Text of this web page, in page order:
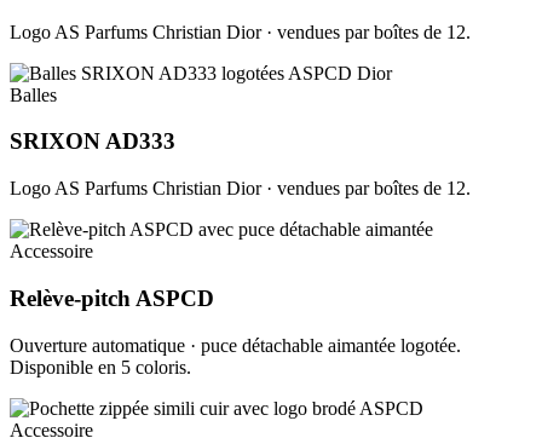
Logo AS Parfums Christian Dior · vendues par boîtes de 12.
Balles
SRIXON AD333
Logo AS Parfums Christian Dior · vendues par boîtes de 12.
Accessoire
Relève-pitch ASPCD
Ouverture automatique · puce détachable aimantée logotée.
Disponible en 5 coloris.
Accessoire